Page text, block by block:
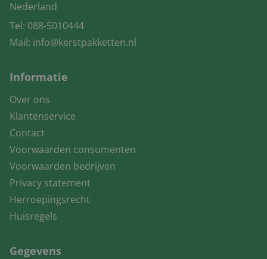
Nederland
Tel: 088-5010444
Mail: info@kerstpakketten.nl
Informatie
Over ons
Klantenservice
Contact
Voorwaarden consumenten
Voorwaarden bedrijven
Privacy statement
Herroepingsrecht
Huisregels
Gegevens